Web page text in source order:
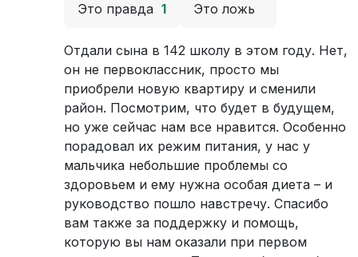
Это правда 1 Это ложь
Отдали сына в 142 школу в этом году. Нет,
он не первоклассник, просто мы
приобрели новую квартиру и сменили
район. Посмотрим, что будет в будущем,
но уже сейчас нам все нравится. Особенно
порадовал их режим питания, у нас у
мальчика небольшие проблемы со
здоровьем и ему нужна особая диета – и
руководство пошло навстречу. Спасибо
вам также за поддержку и помощь,
которую вы нам оказали при первом